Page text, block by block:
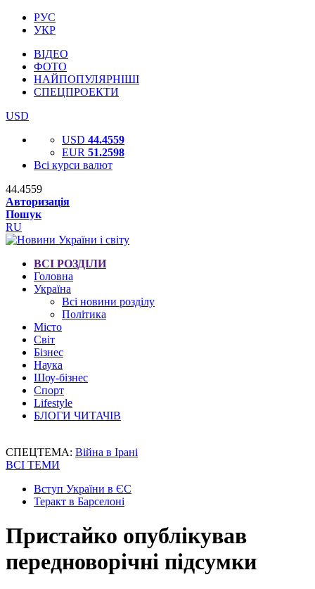
РУС
УКР
ВІДЕО
ФОТО
НАЙПОПУЛЯРНІШІ
СПЕЦПРОЕКТИ
USD
USD 44.4559
EUR 51.2598
Всі курси валют
44.4559
Авторизація
Пошук
RU
ВСІ РОЗДІЛИ
Головна
Україна
Всі новини розділу
Політика
Місто
Світ
Бізнес
Наука
Шоу-бізнес
Спорт
Lifestyle
БЛОГИ ЧИТАЧІВ
СПЕЦТЕМА: Війна в Ірані
ВСІ ТЕМИ
Вступ України в ЄС
Теракт в Барселоні
Пристайко опублікував
передноворічні підсумки